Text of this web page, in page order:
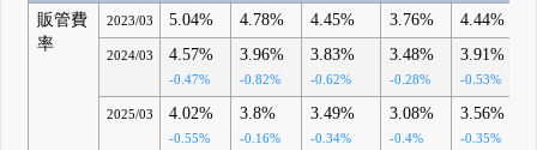
販管費
率
2023/03 5.04% 4.78% 4.45% 3.76% 4.44%
2024/03 4.57%
-0.47%
3.96%
-0.82%
3.83%
-0.62%
3.48%
-0.28%
3.91%
-0.53%
2025/03 4.02%
-0.55%
3.8%
-0.16%
3.49%
-0.34%
3.08%
-0.4%
3.56%
-0.35%